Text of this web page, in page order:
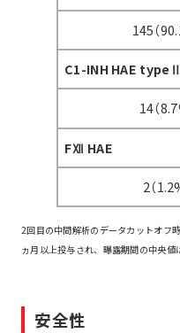
145（
C1-INH HAE typeⅡ
14（
FⅫ HAE
2（
2回目の中間解析のデータカットオフ
ヵ月以上投与され、曝露期間の中央値
安全性